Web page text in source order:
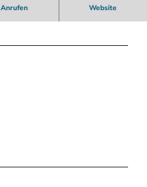
Anrufen Website